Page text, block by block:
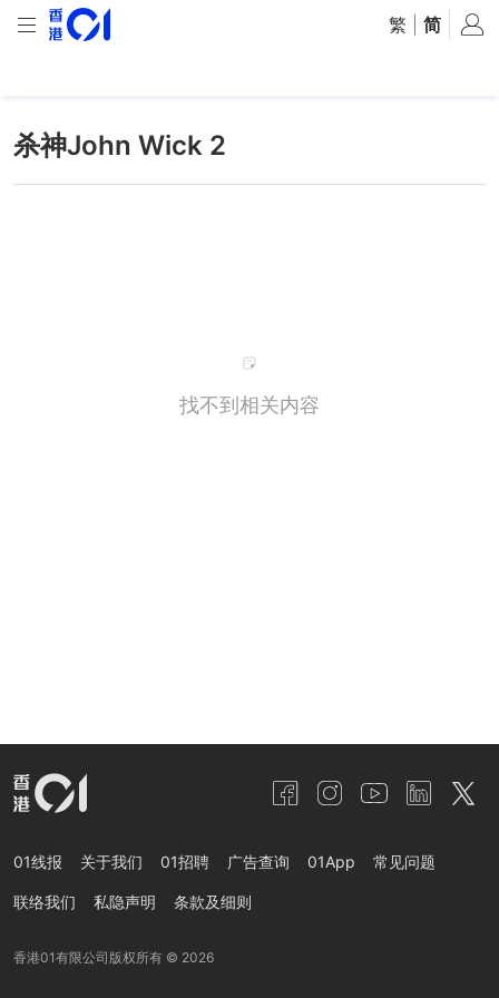
繁 简
杀神John Wick 2
找不到相关内容
01线报 关于我们 01招聘 广告查询 01App 常见问题
联络我们 私隐声明 条款及细则
香港01有限公司版权所有 © 2026